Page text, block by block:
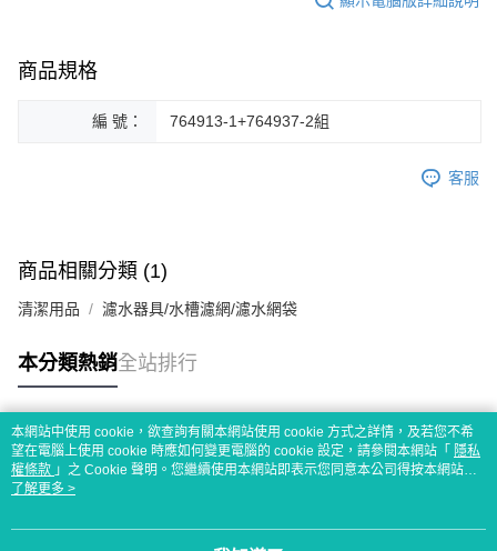
商品規格
編 號： 764913-1+764937-2組
客服
商品相關分類 (1)
清潔用品 濾水器具/水槽濾網/濾水網袋
本分類熱銷全站排行
熱門標籤
本網站中使用 cookie，欲查詢有關本網站使用 cookie 方式之詳情，及若您不希
望在電腦上使用 cookie 時應如何變更電腦的 cookie 設定，請參閱本網站「 隱私
權條款 」之 Cookie 聲明。您繼續使用本網站即表示您同意本公司得按本網站使
用條款之 Cookie 聲明使用 cookie。
了解更多 >